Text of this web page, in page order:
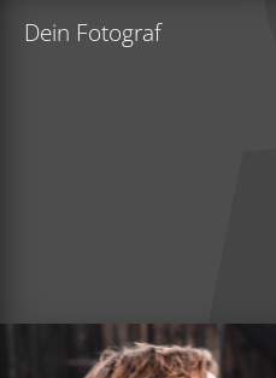
Dein Fotograf